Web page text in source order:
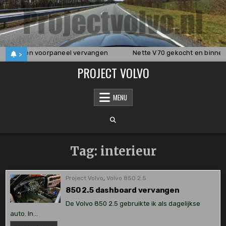
Skip
to
content
> en voorpaneel vervangen Nette V70 gekocht en
PROJECT VOLVO
MENU
Tag: interieur
Project Volvo,Volvo 850 2.5
850 2.5 dashboard vervangen
De Volvo 850 2.5 gebruikte ik als dagelijkse
auto. In…